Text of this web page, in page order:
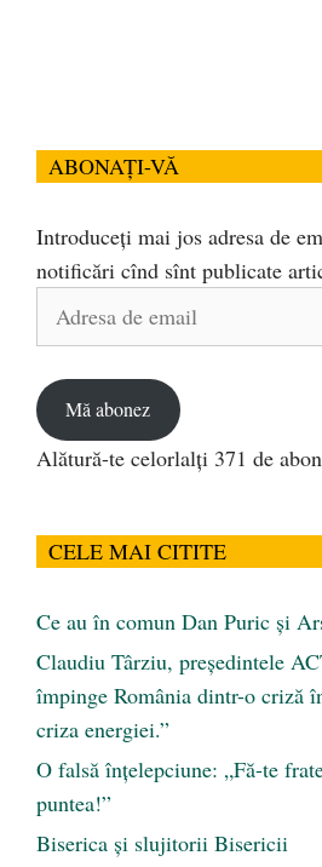
ABONAȚI-VĂ
Introduceți mai jos adresa de
notificări cînd sînt publicate
Mă abonez
Alătură-te celorlalți 371 de
CELE MAI CITITE
Ce au în comun Dan Puric şi
Claudiu Târziu, președintele
împinge România dintr-o criză
criza energiei.”
O falsă înțelepciune: „Fă-te
puntea!”
Biserica și slujitorii Bisericii